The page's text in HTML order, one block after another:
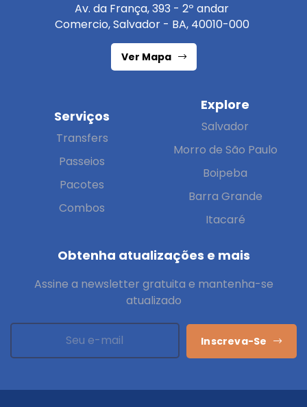
Av. da França, 393 - 2º andar
Comercio, Salvador - BA, 40010-000
Ver Mapa
Serviços
Transfers
Passeios
Pacotes
Combos
Explore
Salvador
Morro de São Paulo
Boipeba
Barra Grande
Itacaré
Obtenha atualizações e mais
Assine a newsletter gratuita e mantenha-se
atualizado
Inscreva-Se